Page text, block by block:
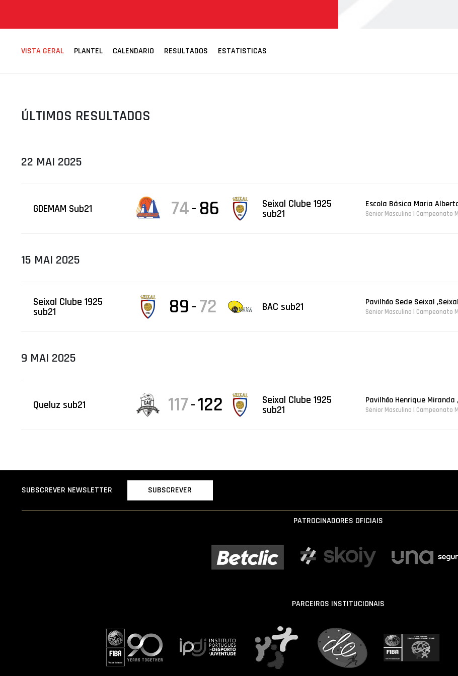
PROJETOS
VISTA GERAL PLANTEL CALENDARIO RESULTADOS ESTATISTICAS
ÚLTIMOS RESULTADOS
22 MAI 2025
GDEMAM Sub21 74- 86 Seixal Clube 1925
sub21
Escola Básica Maria
Sénior Masculino | Campeonato
15 MAI 2025
Seixal Clube 1925
sub21 89 - 72 BAC sub21 Pavilhão Sede Seixal ,Seixal
Sénior Masculino | Campeonato
9 MAI 2025
Queluz sub21 117-122 Seixal Clube 1925
sub21
Pavilhão Henrique Miranda
Sénior Masculino | Campeonato
SUBSCREVER NEWSLETTER SUBSCREVER
PATROCINADORES OFICIAIS
PARCEIROS INSTITUCIONAIS